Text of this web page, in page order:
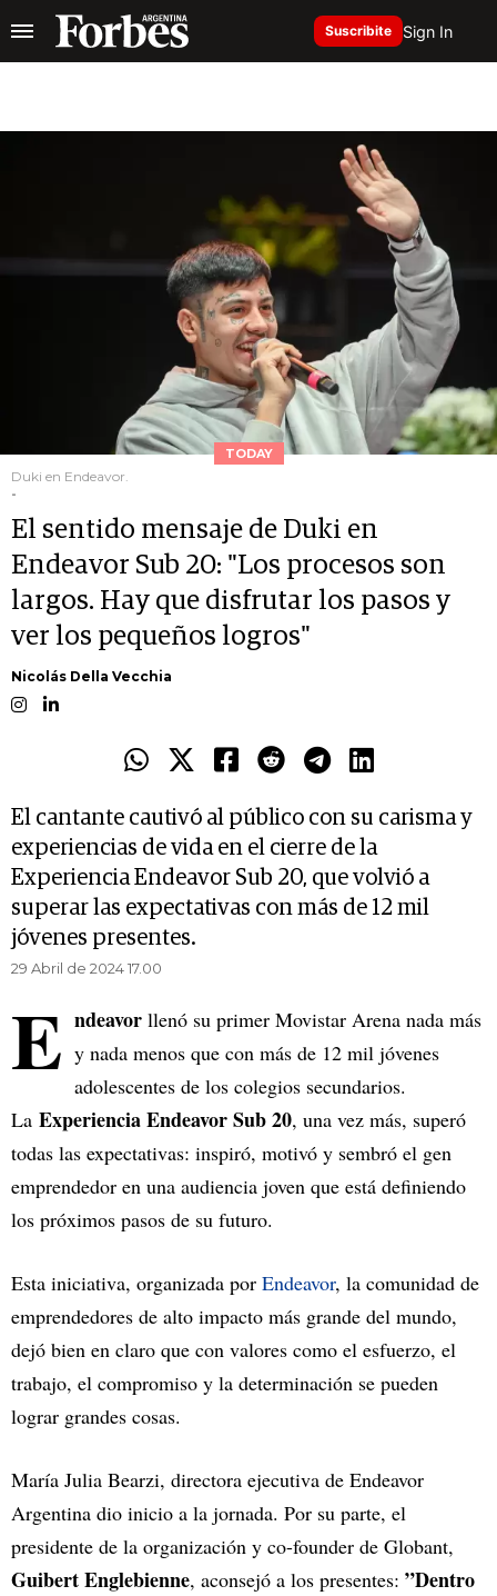
Suscribite Sign In
TODAY
Duki en Endeavor.
-
El sentido mensaje de Duki en
Endeavor Sub 20: "Los procesos son
largos. Hay que disfrutar los pasos y
ver los pequeños logros"
Nicolás Della Vecchia
El cantante cautivó al público con su carisma y
experiencias de vida en el cierre de la
Experiencia Endeavor Sub 20, que volvió a
superar las expectativas con más de 12 mil
jóvenes presentes.
29 Abril de 2024 17.00
E ndeavor llenó su primer Movistar Arena nada más
y nada menos que con más de 12 mil jóvenes
adolescentes de los colegios secundarios.
La Experiencia Endeavor Sub 20, una vez más, superó
todas las expectativas: inspiró, motivó y sembró el gen
emprendedor en una audiencia joven que está definiendo
los próximos pasos de su futuro.
Esta iniciativa, organizada por Endeavor, la comunidad de
emprendedores de alto impacto más grande del mundo,
dejó bien en claro que con valores como el esfuerzo, el
trabajo, el compromiso y la determinación se pueden
lograr grandes cosas.
María Julia Bearzi, directora ejecutiva de Endeavor
Argentina dio inicio a la jornada. Por su parte, el
presidente de la organización y co-founder de Globant,
Guibert Englebienne, aconsejó a los presentes: ”Dentro